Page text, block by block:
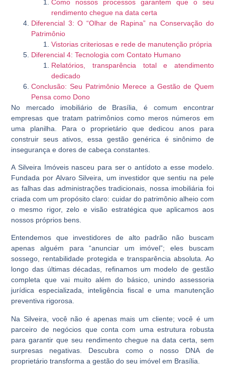
Como nossos processos garantem que o seu
rendimento chegue na data certa
Diferencial 3: O “Olhar de Rapina” na Conservação do
Patrimônio
Vistorias criteriosas e rede de manutenção própria
Diferencial 4: Tecnologia com Contato Humano
Relatórios, transparência total e atendimento
dedicado
Conclusão: Seu Patrimônio Merece a Gestão de Quem
Pensa como Dono
No mercado imobiliário de Brasília, é comum encontrar
empresas que tratam patrimônios como meros números em
uma planilha. Para o proprietário que dedicou anos para
construir seus ativos, essa gestão genérica é sinônimo de
insegurança e dores de cabeça constantes.
A Silveira Imóveis nasceu para ser o antídoto a esse modelo.
Fundada por Alvaro Silveira, um investidor que sentiu na pele
as falhas das administrações tradicionais, nossa imobiliária foi
criada com um propósito claro: cuidar do patrimônio alheio com
o mesmo rigor, zelo e visão estratégica que aplicamos aos
nossos próprios bens.
Entendemos que investidores de alto padrão não buscam
apenas alguém para “anunciar um imóvel”; eles buscam
sossego, rentabilidade protegida e transparência absoluta. Ao
longo das últimas décadas, refinamos um modelo de gestão
completa que vai muito além do básico, unindo assessoria
jurídica especializada, inteligência fiscal e uma manutenção
preventiva rigorosa.
Na Silveira, você não é apenas mais um cliente; você é um
parceiro de negócios que conta com uma estrutura robusta
para garantir que seu rendimento chegue na data certa, sem
surpresas negativas. Descubra como o nosso DNA de
proprietário transforma a gestão do seu imóvel em Brasília.